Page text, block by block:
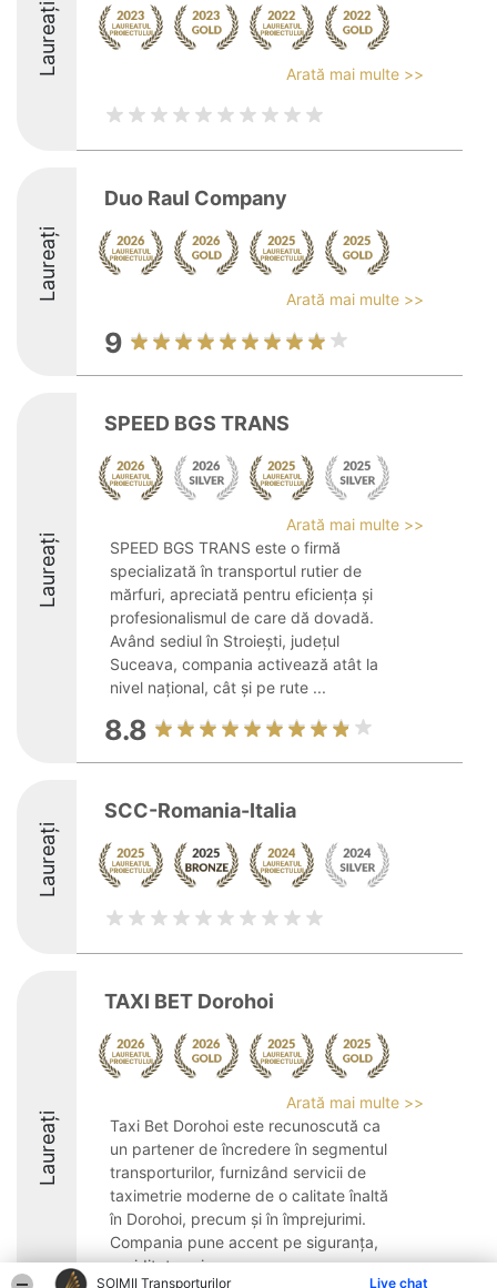
ȘOIMII Transporturilor Live chat
Laureați Arată mai multe >>
Laureați
Duo Raul Company
Arată mai multe >>
9
Laureați
SPEED BGS TRANS
Arată mai multe >>
SPEED BGS TRANS este o firmă
specializată în transportul rutier de
mărfuri, apreciată pentru eficiența și
profesionalismul de care dă dovadă.
Având sediul în Stroiești, județul
Suceava, compania activează atât la
nivel național, cât și pe rute ...
8.8
Laureați
SCC-Romania-Italia
Laureați
TAXI BET Dorohoi
Arată mai multe >>
Taxi Bet Dorohoi este recunoscută ca
un partener de încredere în segmentul
transporturilor, furnizând servicii de
taximetrie moderne de o calitate înaltă
în Dorohoi, precum și în împrejurimi.
Compania pune accent pe siguranța,
rapiditatea și ...